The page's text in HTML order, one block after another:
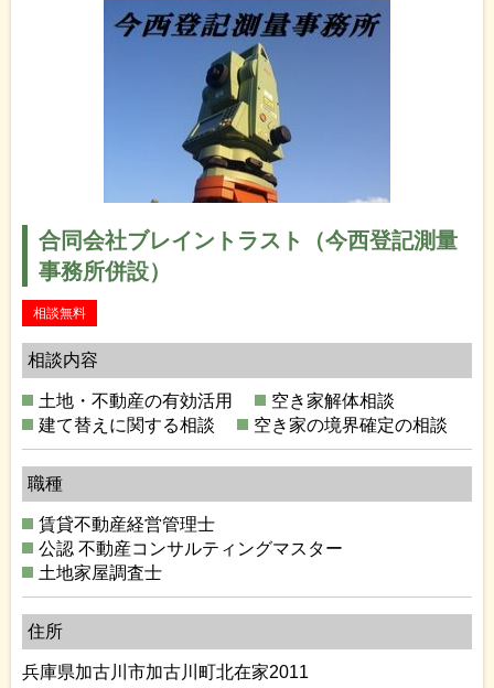
合同会社ブレイントラスト（今西登記測量
事務所併設）
相談無料
相談内容
土地・不動産の有効活用
空き家解体相談
建て替えに関する相談
空き家の境界確定の相談
職種
賃貸不動産経営管理士
公認 不動産コンサルティングマスター
土地家屋調査士
住所
兵庫県加古川市加古川町北在家2011